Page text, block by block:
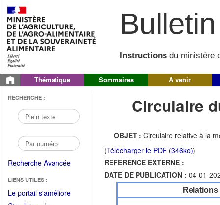
Instructions du ministère
Thématique Sommaires A venir
RECHERCHE :
Recherche Avancée
LIENS UTILES :
Le portail s'améliore(Fichier
Circulaire
OBJET : Circulaire relative à la
(Télécharger le PDF (346ko))
REFERENCE EXTERNE :
DATE DE PUBLICATION : 04-01-